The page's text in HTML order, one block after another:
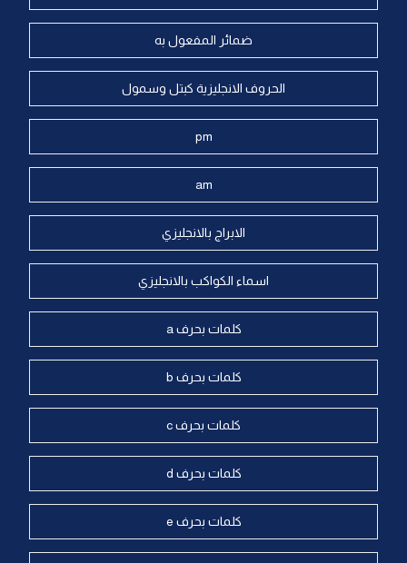
ضمائر المفعول به
الحروف الانجليزية كبتل وسمول
pm
am
الابراج بالانجليزي
اسماء الكواكب بالانجليزي
كلمات بحرف a
كلمات بحرف b
كلمات بحرف c
كلمات بحرف d
كلمات بحرف e